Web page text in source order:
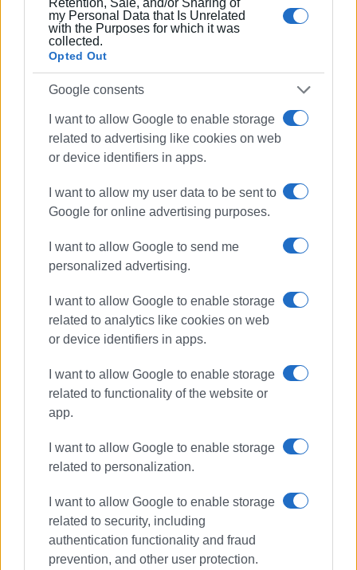
Retention, Sale, and/or Sharing of
my Personal Data that Is Unrelated
with the Purposes for which it was
collected.
Opted Out
Google consents
I want to allow Google to enable storage
related to advertising like cookies on web
or device identifiers in apps.
I want to allow my user data to be sent to
Google for online advertising purposes.
I want to allow Google to send me
personalized advertising.
I want to allow Google to enable storage
related to analytics like cookies on web
or device identifiers in apps.
I want to allow Google to enable storage
related to functionality of the website or
app.
I want to allow Google to enable storage
related to personalization.
I want to allow Google to enable storage
related to security, including
authentication functionality and fraud
prevention, and other user protection.
Συνδρομητές στο e-paper